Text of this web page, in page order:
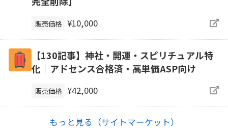
販売価格 ¥10,000
【130記事】神社・開運・スピリチュアル特
化｜アドセンス合格済・高単価ASP向け
販売価格 ¥42,000
もっと見る（サイトマーケット）